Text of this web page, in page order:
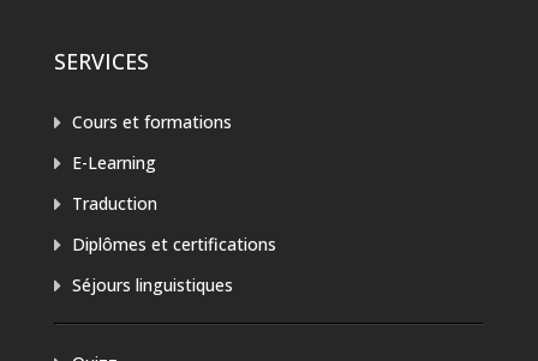
SERVICES
Cours et formations
E-Learning
Traduction
Diplômes et certifications
Séjours linguistiques